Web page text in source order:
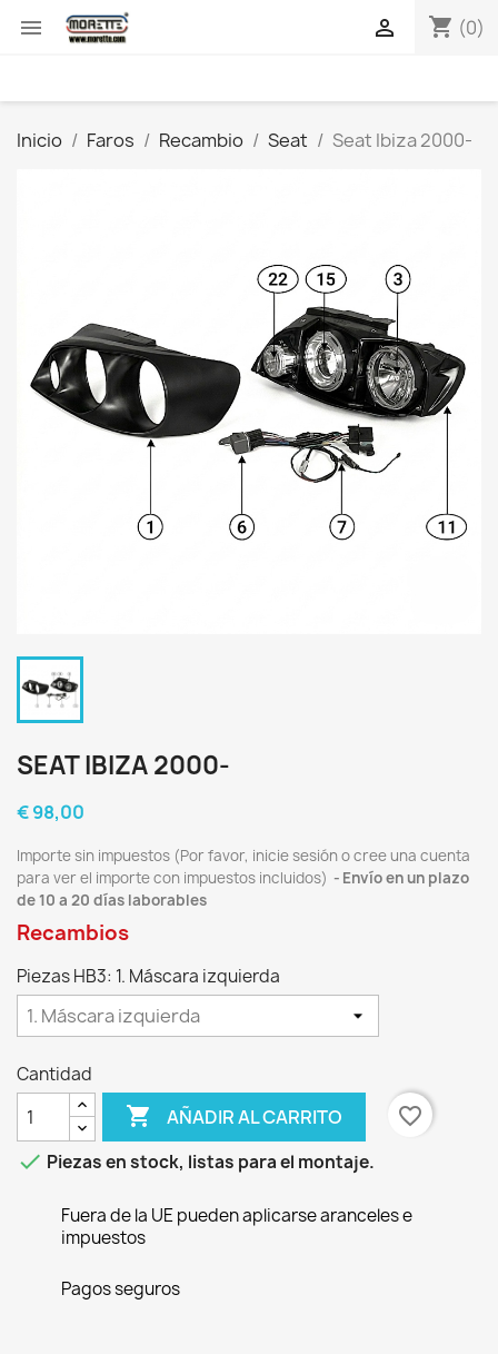
 shopping_cart (0)

Inicio Faros Recambio Seat Seat Ibiza 2000-
SEAT IBIZA 2000-
€ 98,00
Importe sin impuestos (Por favor, inicie sesión o cree una cuenta
para ver el importe con impuestos incluidos)
Envío en un plazo
de 10 a 20 días laborables
Recambios
Piezas HB3: 1. Máscara izquierda
Cantidad
 AÑADIR AL CARRITO
favorite_border
 Piezas en stock, listas para el montaje.
Fuera de la UE pueden aplicarse aranceles e
impuestos
Pagos seguros